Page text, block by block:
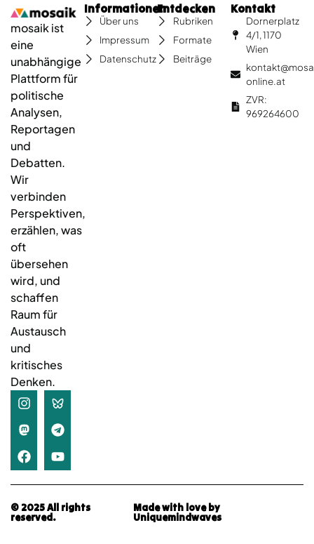
mosaik ist
eine
unabhängige
Plattform für
politische
Analysen,
Reportagen
und
Debatten.
Wir
verbinden
Perspektiven,
erzählen, was
oft
übersehen
wird, und
schaffen
Raum für
Austausch
und
kritisches
Denken.
Informationen
Über uns
Impressum
Datenschutz
Entdecken
Rubriken
Formate
Beiträge
Kontakt
Dornerplatz
4/1, 1170
Wien
online.at
ZVR:
969264600
© 2025 All rights
reserved.
Made with love by
Uniquemindwaves